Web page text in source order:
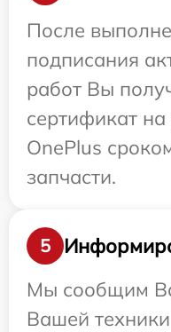
После
подписания
работ Вы
сертификат на
OnePlus
запчасти.
5
Мы сообщим
Вашей